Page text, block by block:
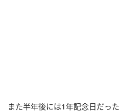
また半年後には1年記念日だっ